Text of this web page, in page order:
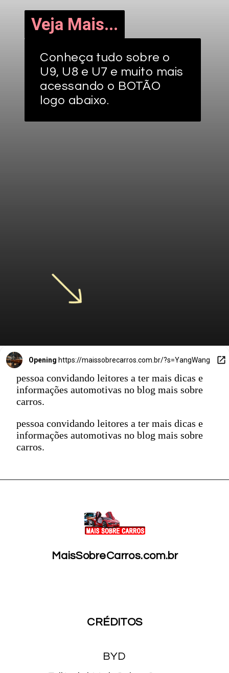
Veja Mais...
Veja Mais...
Conheça tudo sobre o
U9, U8 e U7 e muito mais
acessando o BOTÃO
logo abaixo.
Opening https://maissobrecarros.com.br/?s=YangWang
pessoa convidando leitores a ter mais dicas e
informações automotivas no blog mais sobre
carros.
pessoa convidando leitores a ter mais dicas e
informações automotivas no blog mais sobre
carros.
MaisSobreCarros.com.br
CRÉDITOS
BYD